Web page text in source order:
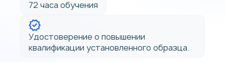
72 часа обучения
Удостоверение о повышении
квалификации установленного образца.